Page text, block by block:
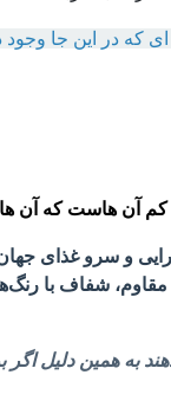
که در این جا
آن هاست که آن ها
ظروف پذیرایی و
مقاوم، شفاف با
به همین دلیل